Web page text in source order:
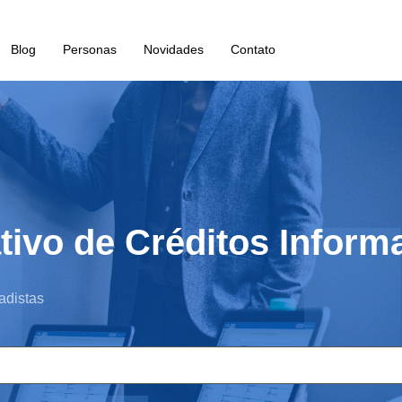
Blog Personas Novidades Contato
de Créditos